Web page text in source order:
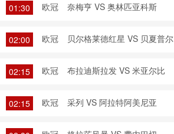
01:30 欧冠 奈梅亨 VS 奥林匹亚科斯
02:00 欧冠 贝尔格莱德红星 VS 贝夏普尔
02:15 欧冠 布拉迪斯拉发 VS 米亚尔比
02:15 欧冠 采列 VS 阿拉特阿美尼亚